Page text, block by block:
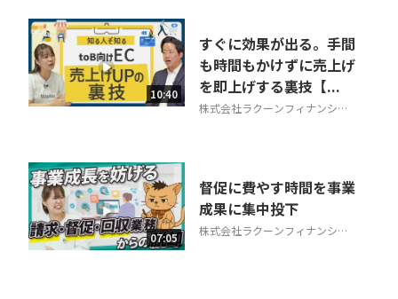
10:40
すぐに効果が出る。手間
も時間もかけずに売上げ
を即上げする裏技【...
株式会社ラクーンフィナンシャ
07:05
督促に費やす時間を事業
成果に集中投下
株式会社ラクーンフィナンシャ